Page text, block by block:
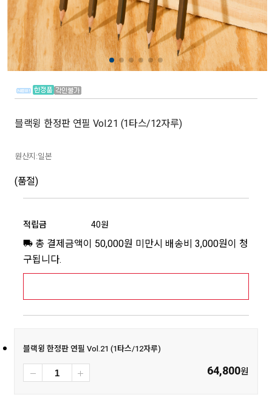
블랙윙 한정판 연필 Vol.21 (1타스/12자루)
원산지:일본
(품절)
적립금 40원
총 결제금액이 50,000원 미만시 배송비 3,000원이 청
구됩니다.
블랙윙 한정판 연필 Vol.21 (1타스/12자루)
64,800원